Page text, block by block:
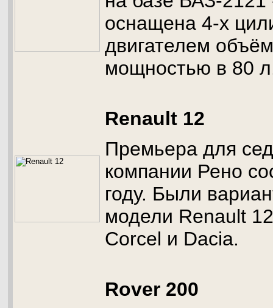
оснащена 4-х
двигателем
мощностью в 80
Renault 12
Премьера для
компании Рено
году. Были
модели Renault
Corcel и Dacia.
Rover 200